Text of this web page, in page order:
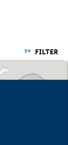
FILTER